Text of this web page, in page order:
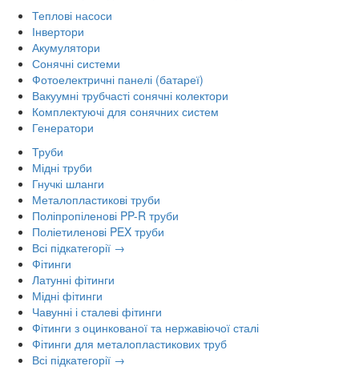
Теплові насоси
Інвертори
Акумулятори
Сонячні системи
Фотоелектричні панелі (батареї)
Вакуумні трубчасті сонячні колектори
Комплектуючі для сонячних систем
Генератори
Труби
Мідні труби
Гнучкі шланги
Металопластикові труби
Поліпропіленові PP-R труби
Поліетиленові PEX труби
Всі підкатегорії →
Фітинги
Латунні фітинги
Мідні фітинги
Чавунні і сталеві фітинги
Фітинги з оцинкованої та нержавіючої сталі
Фітинги для металопластикових труб
Всі підкатегорії →